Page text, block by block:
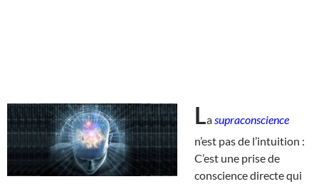
La supraconscience
n’est pas de l’intuition :
C’est une prise de
conscience directe qui